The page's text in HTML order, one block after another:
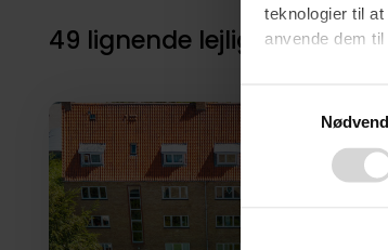
teknologier til
anvende dem
Ved at klikke
tilbagekalde
Selection
49 lignende lejligheder i